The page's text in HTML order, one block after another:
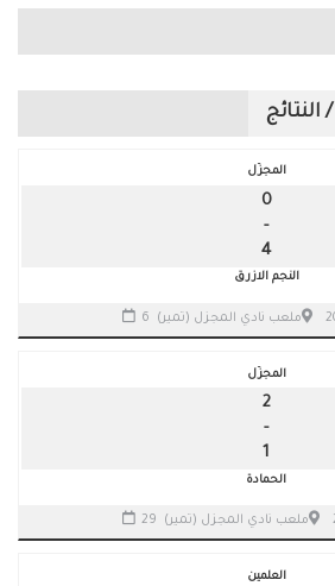
النتائج
المجزّل
0
-
4
النجم الازرق
ملعب نادي المجزل (تمير)
المجزّل
2
-
1
الحمادة
ملعب نادي المجزل (تمير)
العلمين